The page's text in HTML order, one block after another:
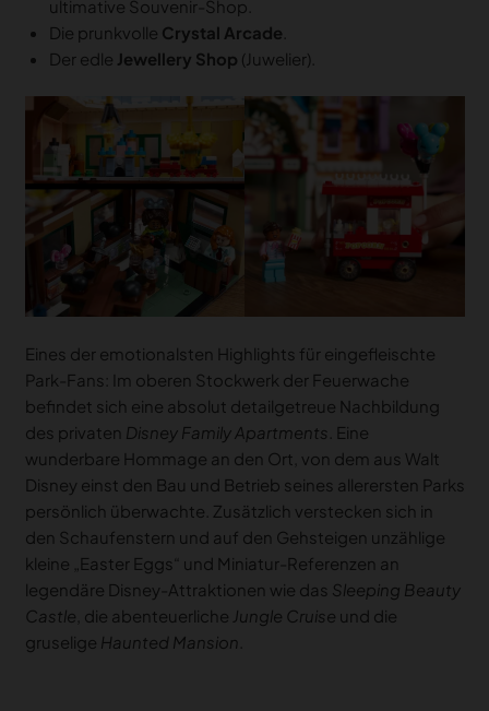
ultimative Souvenir-Shop.
Die prunkvolle Crystal Arcade
Der edle Jewellery Shop (Juwelier).
Eines der emotionalsten Highlights für eingefleischte
Park-Fans: Im oberen Stockwerk der Feuerwache
befindet sich eine absolut detailgetreue Nachbildung
des privaten Disney Family Apartments . Eine
wunderbare Hommage an den Ort, von dem aus Walt
Disney einst den Bau und Betrieb seines allerersten Parks
persönlich überwachte. Zusätzlich verstecken sich in
den Schaufenstern und auf den Gehsteigen unzählige
kleine „Easter Eggs“ und Miniatur-Referenzen an
legendäre Disney-Attraktionen wie das Sleeping Beauty
Castle , die abenteuerliche Jungle Cruise und die
gruselige Haunted Mansion